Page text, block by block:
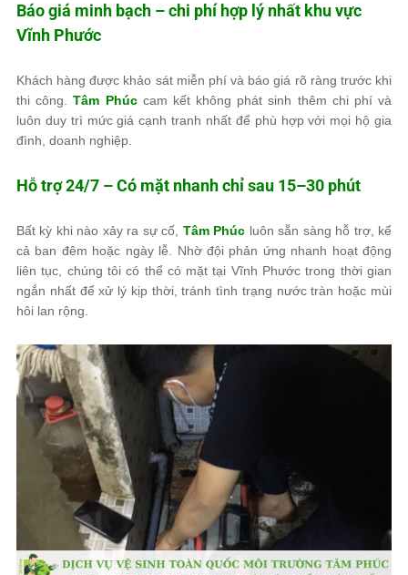
Báo giá minh bạch – chi phí hợp lý nhất khu vực
Vĩnh Phước
Khách hàng được khảo sát miễn phí và báo giá rõ ràng trước khi
thi công.Tâm Phúccam kết không phát sinh thêm chi phí và
luôn duy trì mức giá cạnh tranh nhất để phù hợp với mọi hộ gia
đình, doanh nghiệp.
Hỗ trợ 24/7 – Có mặt nhanh chỉ sau 15–30 phút
Bất kỳ khi nào xảy ra sự cố, Tâm Phúc luôn sẵn sàng hỗ trợ, kể
cả ban đêm hoặc ngày lễ. Nhờ đội phản ứng nhanh hoạt động
liên tục, chúng tôi có thể có mặt tại Vĩnh Phước trong thời gian
ngắn nhất để xử lý kịp thời, tránh tình trạng nước tràn hoặc mùi
hôi lan rộng.